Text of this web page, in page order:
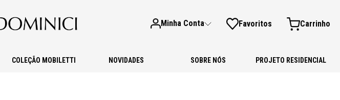
Minha Conta Favoritos
COLEÇÃO MOBILETTI NOVIDADES SOBRE NÓS PROJETO RESIDENCIAL